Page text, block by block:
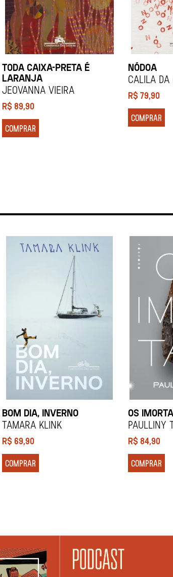
TODA CAIXA-PRETA É
LARANJA
Jeovanna Vieira
R$89,90
COMPRAR
NÓDOA
Calila da
R$79,90
COMPRAR
BOM DIA, INVERNO
Tamara Klink
R$69,90
COMPRAR
OS
Paulliny
R$84,90
COMPRAR